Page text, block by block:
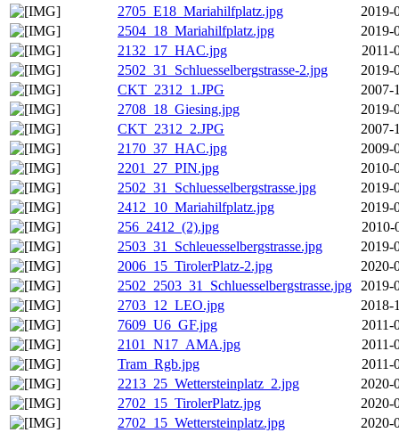
2705_E18_Mariahilfplatz.jpg
2019-
2504_18_Mariahilfplatz.jpg
2019-
2132_17_HAC.jpg
2011-
2502_31_Schluesselbergstrasse-2.jpg
2019-
CKT_2312_1.JPG
2007-
2708_18_Giesing.jpg
2019-
CKT_2312_2.JPG
2007-
2170_37_HAC.jpg
2009-
2201_27_PIN.jpg
2010-
2502_31_Schluesselbergstrasse.jpg
2019-
2412_10_Mariahilfplatz.jpg
2019-
256_2412_(2).jpg
2010-
2503_31_Schleuesselbergstrasse.jpg
2019-
2006_15_TirolerPlatz-2.jpg
2020-
2502_2503_31_Schluesselbergstrasse.jpg
2019-
2703_12_LEO.jpg
2018-
7609_U6_GF.jpg
2011-
2101_N17_AMA.jpg
2011-
Tram_Rgb.jpg
2011-
2213_25_Wettersteinplatz_2.jpg
2020-
2702_15_TirolerPlatz.jpg
2020-
2702_15_Wettersteinplatz.jpg
2020-